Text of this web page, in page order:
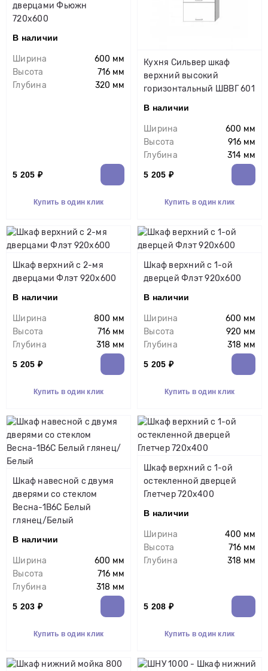
дверцами Фьюжн
720х600
В наличии
Ширина
600 мм
Высота
716 мм
Глубина
320 мм
5 205 ₽
Купить в один клик
Кухня Сильвер шкаф
верхний высокий
горизонтальный ШВВГ 601
В наличии
Ширина
600 мм
Высота
916 мм
Глубина
314 мм
5 205 ₽
Купить в один клик
Шкаф верхний с 2-мя
дверцами Флэт 920х600
В наличии
Ширина
800 мм
Высота
716 мм
Глубина
318 мм
5 205 ₽
Купить в один клик
Шкаф верхний с 1-ой
дверцей Флэт 920х600
В наличии
Ширина
600 мм
Высота
920 мм
Глубина
318 мм
5 205 ₽
Купить в один клик
Шкаф навесной c двумя
дверями со стеклом
Весна-1В6С Белый
глянец/Белый
В наличии
Ширина
600 мм
Высота
716 мм
Глубина
318 мм
5 203 ₽
Купить в один клик
Шкаф верхний с 1-ой
остекленной дверцей
Глетчер 720х400
В наличии
Ширина
400 мм
Высота
716 мм
Глубина
318 мм
5 208 ₽
Купить в один клик